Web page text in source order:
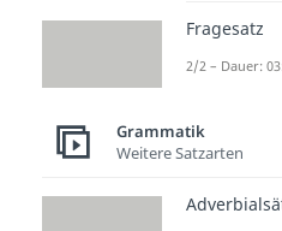
Wichtig:
du im
Fragesatz
2/2 – Dauer:
Grammatik
Weitere Satzarten